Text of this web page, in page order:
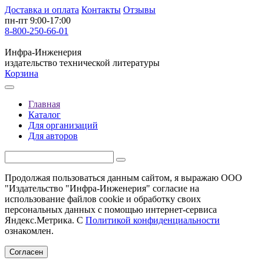
Доставка и оплата Контакты Отзывы
пн-пт 9:00-17:00
8-800-250-66-01
Инфра-Инженерия
издательство технической литературы
Корзина
Главная
Каталог
Для организаций
Для авторов
Продолжая пользоваться данным сайтом, я выражаю ООО
"Издательство "Инфра-Инженерия" согласие на
использование файлов cookie и обработку своих
персональных данных с помощью интернет-сервиса
Яндекс.Метрика. С Политикой конфиденциальности
ознакомлен.
Согласен